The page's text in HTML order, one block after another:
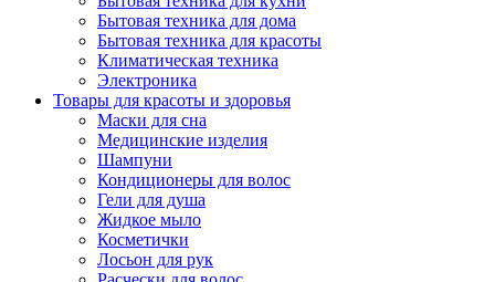
Бытовая техника для дома
Бытовая техника для красоты
Климатическая техника
Электроника
Товары для красоты и здоровья
Маски для сна
Медицинские изделия
Шампуни
Кондиционеры для волос
Гели для душа
Жидкое мыло
Косметички
Лосьон для рук